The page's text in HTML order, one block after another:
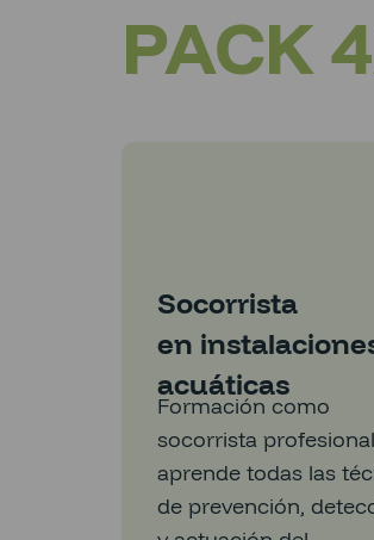
PACK
Socorrista
en
acuáticas
Formación como
socorrista
aprende todas las
de prevención,